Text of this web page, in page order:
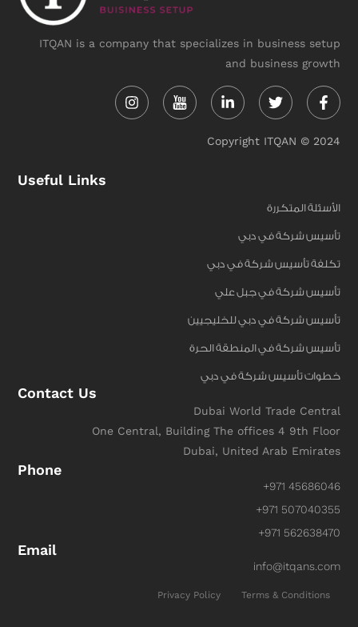
ITQAN is a company that specializes in business setup
and business growth
in f
Copyright ITQAN © 2024
Useful Links
الأسئلة المتكررة
تأسيس شركة في دبي
تكلفة تأسيس شركة في دبي
تأسيس شركة في جبل علي
تأسيس شركة في دبي للخليجيين
تأسيس شركة في المنطقة الحرة
خطوات تأسيس شركة في دبي
Contact Us
Dubai World Trade Central
One Central, Building The offices 4 9th Floor
Dubai, United Arab Emirates
Phone
+971 45686046
+971 507040355
+971 562638470
Email
info@itqans.com
Privacy Policy Terms & Conditions